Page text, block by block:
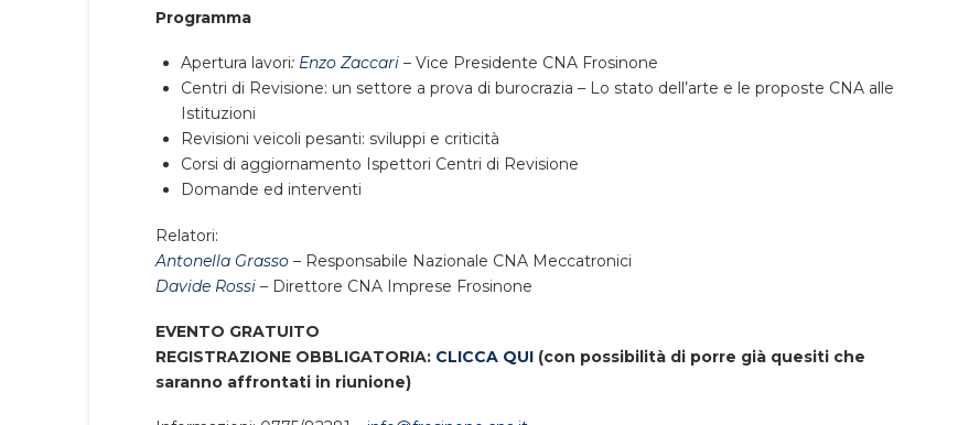
Programma
Apertura lavori: Enzo Zaccari– Vice Presidente CNA Frosinone
Centri di Revisione: un settore a prova di burocrazia – Lo stato dell’arte e le proposte CNA alle
Istituzioni
Revisioni veicoli pesanti: sviluppi e criticità
Corsi di aggiornamento Ispettori Centri di Revisione
Domande ed interventi
Relatori:
Antonella Grasso– Responsabile Nazionale CNA Meccatronici
Davide Rossi– Direttore CNA Imprese Frosinone
EVENTO GRATUITO
REGISTRAZIONE OBBLIGATORIA: CLICCA QUI(con possibilità di porre già quesiti che
saranno affrontati in riunione)